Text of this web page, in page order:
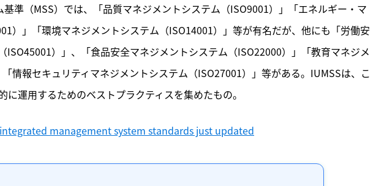
準（MSS）では、「品質マネジメントシステム（ISO9001）」「エネルギー・マ
）」「環境マネジメントシステム（ISO14001）」等が有名だが、他にも「労働安
ISO45001）」、「食品安全マネジメントシステム（ISO22000）」「教育マネジメ
情報セキュリティマネジメントシステム（ISO27001）」等がある。IUMSSは、こ
に運用するためのベストプラクティスを集めたもの。
management system standards just updated